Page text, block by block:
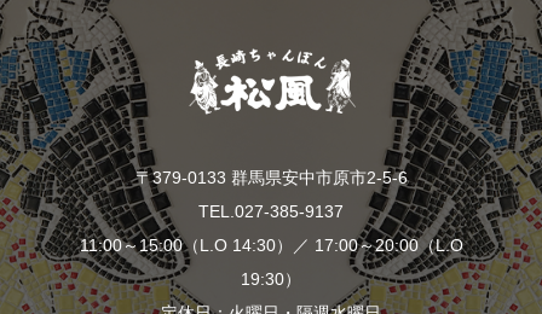
〒379-0133 群馬県安中市原市2-5-6
TEL.027-385-9137
11:00～15:00（L.O 14:30）／ 17:00～20:00（L.O
19:30）